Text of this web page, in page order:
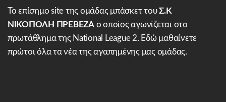
Το επίσημο site της ομάδας μπάσκετ τουΣ.Κ
ΝΙΚΟΠΟΛΗ ΠΡΕΒΕΖΑο οποίος αγωνίζεται στο
πρωτάθλημα της National League 2. Εδώ μαθαίνετε
πρώτοι όλα τα νέα της αγαπημένης μας ομάδας.